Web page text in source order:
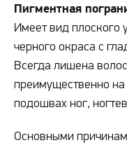
Пигментная
Имеет вид плоского
черного окраса с
Всегда лишена
преимущественно на
подошвах ног,
Основными